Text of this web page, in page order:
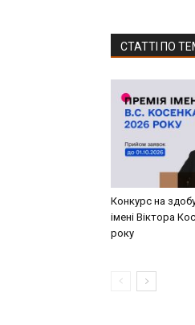
СТАТТІ ПО
Конкурс на
імені Віктора
року